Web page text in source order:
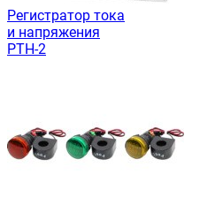
Регистратор тока
и напряжения
РТН-2